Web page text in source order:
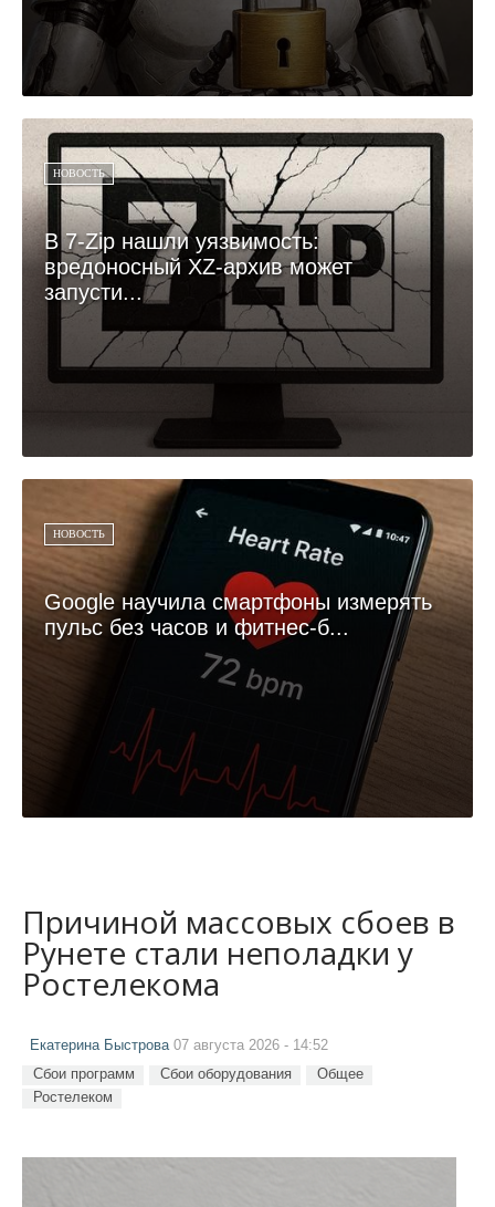
НОВОСТЬ
В 7-Zip нашли уязвимость:
вредоносный XZ-архив может
запусти...
НОВОСТЬ
Google научила смартфоны измерять
пульс без часов и фитнес-б...
Причиной массовых сбоев в
Рунете стали неполадки у
Ростелекома
Екатерина Быстрова 07 августа 2026 - 14:52
Сбои программ Сбои оборудования
Общее
Ростелеком